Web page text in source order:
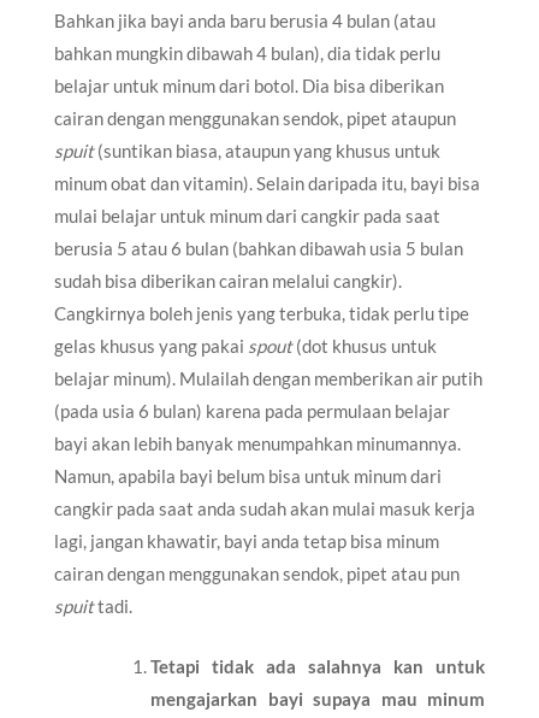
Bahkan jika bayi anda baru berusia 4 bulan (atau
bahkan mungkin dibawah 4 bulan), dia tidak perlu
belajar untuk minum dari botol. Dia bisa diberikan
cairan dengan menggunakan sendok, pipet ataupun
spuit(suntikan biasa, ataupun yang khusus untuk
minum obat dan vitamin). Selain daripada itu, bayi bisa
mulai belajar untuk minum dari cangkir pada saat
berusia 5 atau 6 bulan (bahkan dibawah usia 5 bulan
sudah bisa diberikan cairan melalui cangkir).
Cangkirnya boleh jenis yang terbuka, tidak perlu tipe
gelas khusus yang pakai spout(dot khusus untuk
belajar minum). Mulailah dengan memberikan air putih
(pada usia 6 bulan) karena pada permulaan belajar
bayi akan lebih banyak menumpahkan minumannya.
Namun, apabila bayi belum bisa untuk minum dari
cangkir pada saat anda sudah akan mulai masuk kerja
lagi, jangan khawatir, bayi anda tetap bisa minum
cairan dengan menggunakan sendok, pipet atau pun
spuittadi.
Tetapi tidak ada salahnya kan untuk
mengajarkan bayi supaya mau minum